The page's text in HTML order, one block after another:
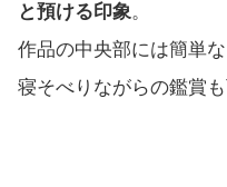
と預ける印象。
作品の中央部には簡単
寝そべりながらの鑑賞も